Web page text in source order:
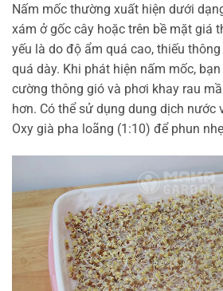
Nấm mốc thường xuất hiện dưới
xám ở gốc cây hoặc trên bề mặt giá
yếu là do độ ẩm quá cao, thiếu
quá dày. Khi phát hiện nấm mốc,
cường thông gió và phơi khay rau
hơn. Có thể sử dụng dung dịch nước
Oxy già pha loãng (1:10) để phun